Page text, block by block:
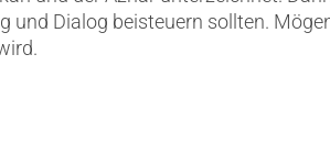
und Dialog beisteuern sollten.